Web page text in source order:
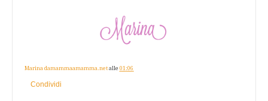
Marina damammaamamma.net alle 01:06
Condividi